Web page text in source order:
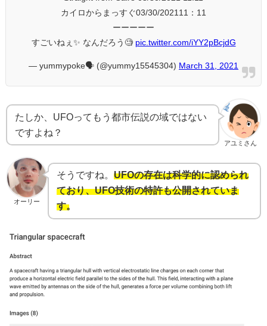
カイロからまっすぐ03/30/202111：11
ーーーーー
すごいねぇ✨ なんだろう🧐 pic.twitter.com/iYY2pBcjdG
— yummypoke🗣️ (@yummy15545304) March 31, 2021
アユミさん
たしか、UFOってもう都市伝説の域ではない
ですよね？
オーリー
そうですね。 UFOの存在は科学的に認められ
ており、UFO技術の特許も公開されていま
す。